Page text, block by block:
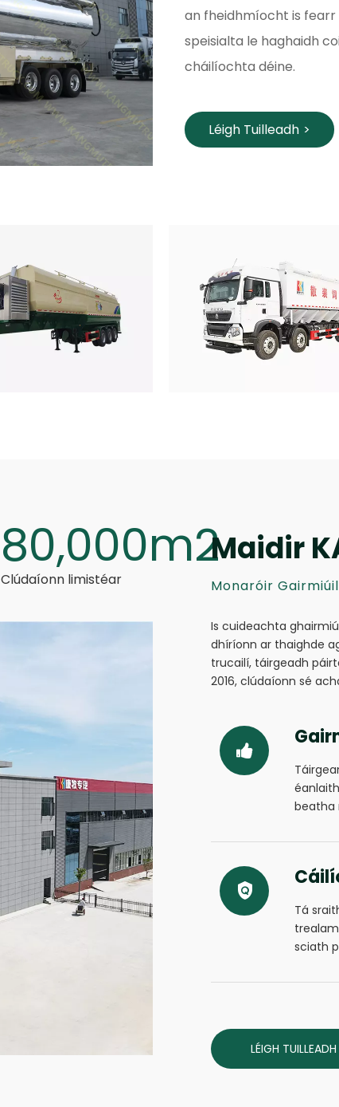
an fheidhmíocht is
speisialta le haghaidh
cháilíochta déine.
Léigh Tuilleadh >
80,000m2
Clúdaíonn limistéar
Maidir
Monaróir
Is cuideachta
dhíríonn ar thaighde
trucailí, táirgeadh
2016, clúdaíonn sé
beatha
Tá
sciath
LÉIGH TUILLEADH